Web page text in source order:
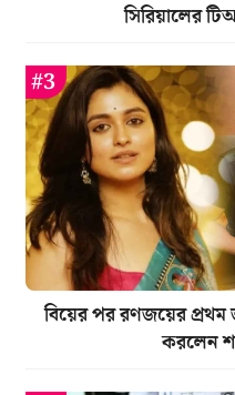
সিরিয়ালের
বিয়ের পর রণজয়ের প্রথম
করলেন